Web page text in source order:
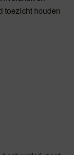
toezicht houden